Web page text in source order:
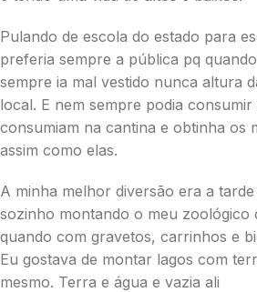
Pulando de escola do estado para
preferia sempre a pública pq
sempre ia mal vestido nunca altura
local. E nem sempre podia consumir
consumiam na cantina e obtinha os
assim como elas.
A minha melhor diversão era a
sozinho montando o meu zoológico
quando com gravetos, carrinhos e
Eu gostava de montar lagos com
mesmo. Terra e água e vazia ali